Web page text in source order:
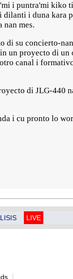
i puntra'mi kiko
i duna kara
nan mes.
di su concierto-
un proyecto di un
canal i
di JLG-440
i cu pronto lo
LIVE